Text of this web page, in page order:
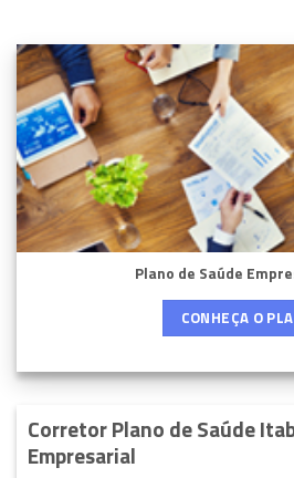
Plano de Saúde
CONHEÇA O
Corretor Plano de Saúde
Empresarial